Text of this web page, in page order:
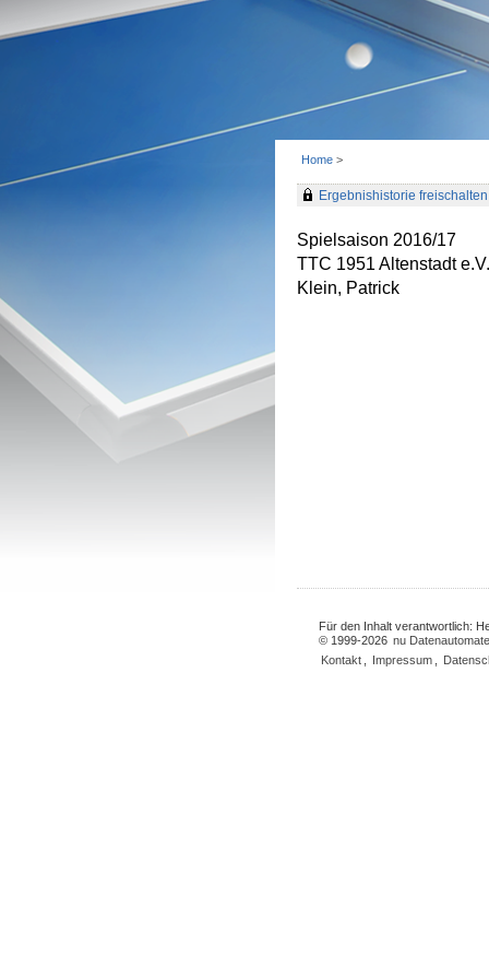
Home >
Ergebnishistorie freischalten
Spielsaison 2016/17
TTC 1951 Altenstadt e.V.
Klein, Patrick
Für den Inhalt verantwortlich:
© 1999-2026 nu
Kontakt
Impressum